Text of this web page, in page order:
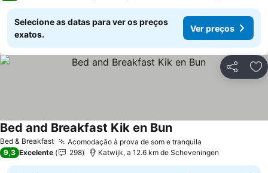
Selecione as datas para ver os preços
exatos.
Ver preços
Partilhar
Bed & Breakfast Acomodação à prova de som e tranquila
Bed and Breakfast Kik en BunVer preços
9,3 Excelente 298 Katwijk, a 12.6 km de Scheveningen